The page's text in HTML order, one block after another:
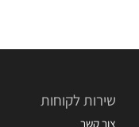
שירות לקוחות
צור קשר